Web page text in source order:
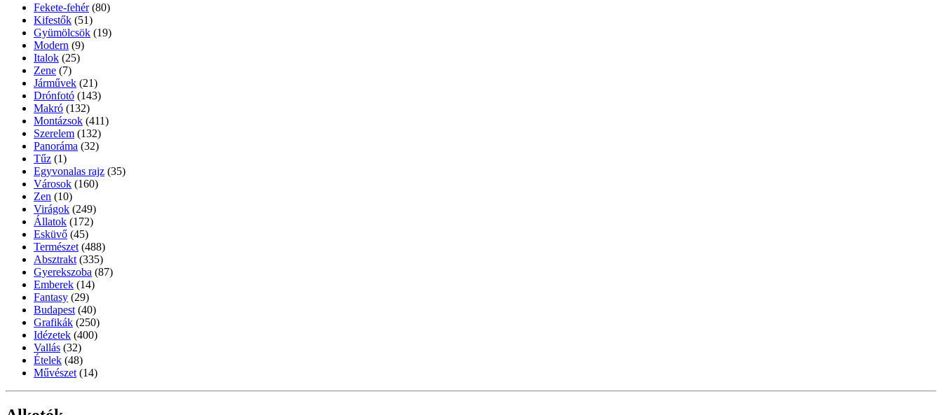
Fekete-fehér (80)
Kifestők (51)
Gyümölcsök (19)
Modern (9)
Italok (25)
Zene (7)
Járművek (21)
Drónfotó (143)
Makró (132)
Montázsok (411)
Szerelem (132)
Panoráma (32)
Tűz (1)
Egyvonalas rajz (35)
Városok (160)
Zen (10)
Virágok (249)
Állatok (172)
Esküvő (45)
Természet (488)
Absztrakt (335)
Gyerekszoba (87)
Emberek (14)
Fantasy (29)
Budapest (40)
Grafikák (250)
Idézetek (400)
Vallás (32)
Ételek (48)
Művészet (14)